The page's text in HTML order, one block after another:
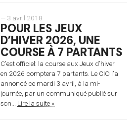
— 3 avril 2018
POUR LES JEUX
D’HIVER 2026, UNE
COURSE À 7 PARTANTS
C’est officiel: la course aux Jeux d’hiver
en 2026 comptera 7 partants. Le CIO l’a
annoncé ce mardi 3 avril, à la mi-
journée, par un communiqué publié sur
son... Lire la suite »